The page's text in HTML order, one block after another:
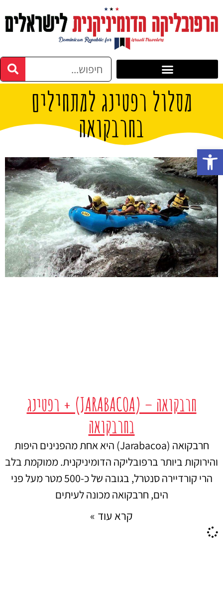
מסלול רפטינג למתחילים
בחרבקואה
חרבקואה – (JARABACOA) + רפטינג
בחרבקואה
חרבקואה (Jarabacoa) היא אחת מהפנינים היפות
והירוקות ביותר ברפובליקה הדומיניקנית. ממוקמת בלב
הרי קורדיירה סנטרל, בגובה של כ-500 מטר מעל פני
הים, חרבקואה מכונה לעיתים
קרא עוד »
פתח סרגל נגישות